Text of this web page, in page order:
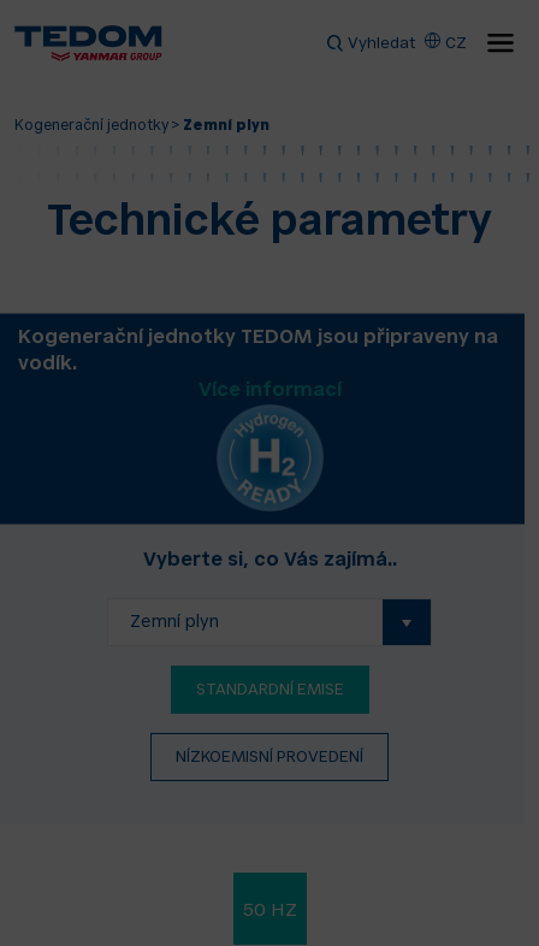
Vyhledat CZ
Kogenerační jednotky > Zemní plyn
Technické parametry
Kogenerační jednotky TEDOM jsou připraveny na
vodík.
Více informací
Vyberte si, co Vás zajímá..
Zemní plyn
STANDARDNÍ EMISE
NÍZKOEMISNÍ PROVEDENÍ
50 HZ